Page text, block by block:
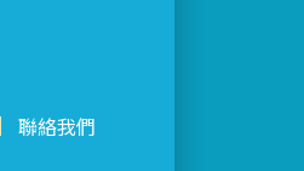
聯絡我們